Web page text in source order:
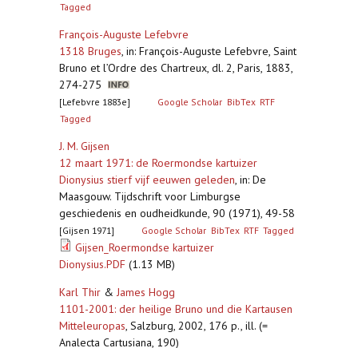
Tagged
François-Auguste Lefebvre
1318 Bruges, in: François-Auguste Lefebvre, Saint
Bruno et l’Ordre des Chartreux, dl. 2, Paris, 1883,
274-275
[Lefebvre 1883e] Google Scholar BibTex RTF
Tagged
J. M. Gijsen
12 maart 1971: de Roermondse kartuizer
Dionysius stierf vijf eeuwen geleden, in: De
Maasgouw. Tijdschrift voor Limburgse
geschiedenis en oudheidkunde, 90 (1971), 49-58
[Gijsen 1971] Google Scholar BibTex RTF Tagged
Gijsen_Roermondse kartuizer
Dionysius.PDF (1.13 MB)
Karl Thir & James Hogg
1101-2001: der heilige Bruno und die Kartausen
Mitteleuropas, Salzburg, 2002, 176 p., ill. (=
Analecta Cartusiana, 190)